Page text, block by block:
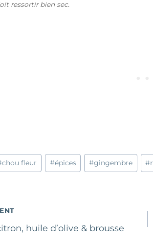
ressortir bien sec.
chou fleur #épices #gingembre #
huile d’olive & brousse